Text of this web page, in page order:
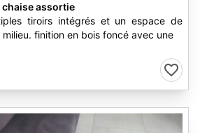
chaise assortie
tiroirs intégrés et un espace de
finition en bois foncé avec une